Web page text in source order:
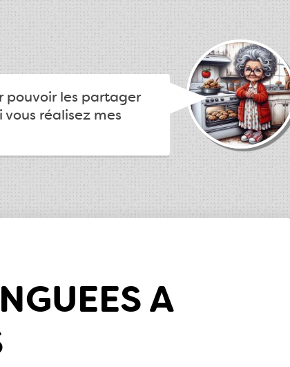
pouvoir les partager
réalisez mes
A